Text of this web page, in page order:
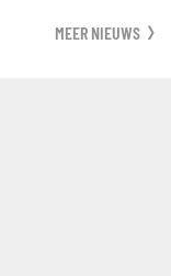
MEER NIEUWS